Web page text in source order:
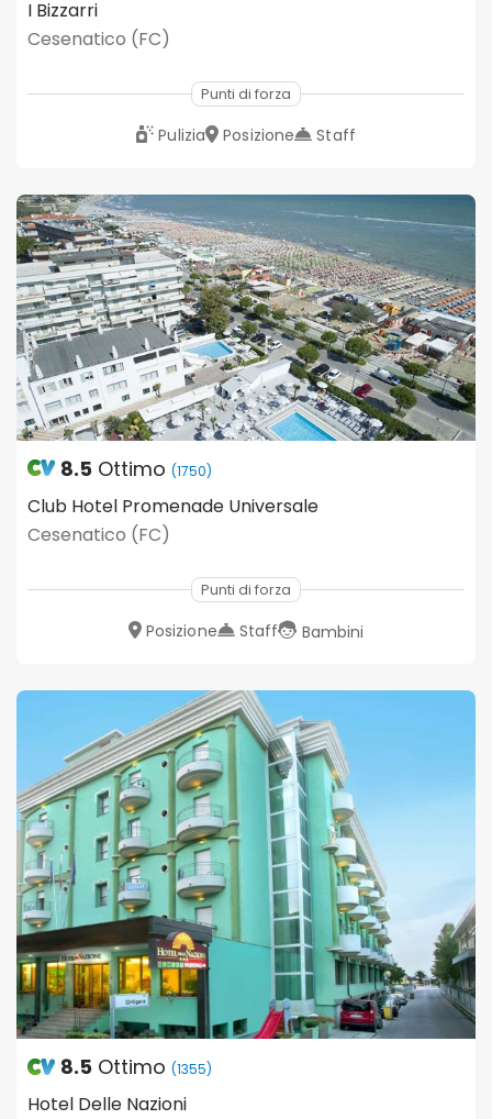
I Bizzarri
Cesenatico (FC)
Punti di forza
Pulizia Posizione Staff
8.5 Ottimo (1750)
Club Hotel Promenade Universale
Cesenatico (FC)
Punti di forza
Posizione Staff Bambini
8.5 Ottimo (1355)
Hotel Delle Nazioni